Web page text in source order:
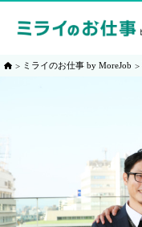
ミライのお仕事 by MoreJob